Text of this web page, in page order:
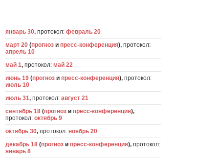
январь 30, протокол: февраль 20
март 20 (прогноз и пресс-конференция), протокол:
апрель 10
май 1, протокол: май 22
июнь 19 (прогноз и пресс-конференция), протокол:
июль 10
июль 31, протокол: август 21
сентябрь 18 (прогноз и пресс-конференция),
протокол: октябрь 9
октябрь 30, протокол: ноябрь 20
декабрь 18 (прогноз и пресс-конференция), протокол:
январь 8